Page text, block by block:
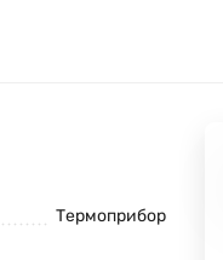
Термоприбор